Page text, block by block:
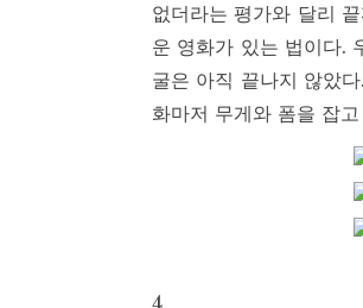
없더라는 평가와 달리
운 영화가 있는 법이다.
굴은 아직 끝나지 않았
화마저 무게와 폼을 잡